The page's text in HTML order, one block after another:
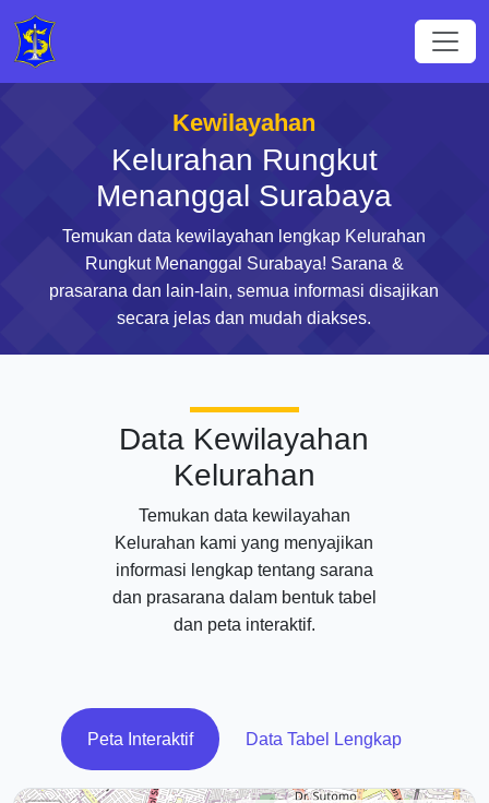
Kewilayahan
Kelurahan Rungkut
Menanggal Surabaya
Temukan data kewilayahan lengkap Kelurahan
Rungkut Menanggal Surabaya! Sarana &
prasarana dan lain-lain, semua informasi disajikan
secara jelas dan mudah diakses.
Data Kewilayahan
Kelurahan
Temukan data kewilayahan
Kelurahan kami yang menyajikan
informasi lengkap tentang sarana
dan prasarana dalam bentuk tabel
dan peta interaktif.
Peta Interaktif Data Tabel Lengkap